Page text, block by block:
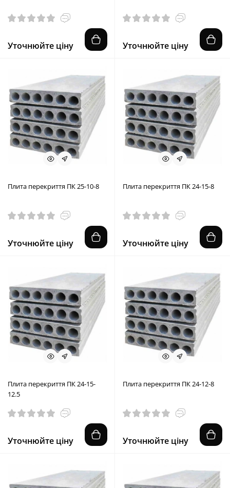
Уточнюйте ціну Уточнюйте ціну
Плита перекриття ПК 25-10-8
Уточнюйте ціну
Плита перекриття ПК 24-15-8
Уточнюйте ціну
Плита перекриття ПК 24-15-
12.5
Уточнюйте ціну
Плита перекриття ПК 24-12-8
Уточнюйте ціну